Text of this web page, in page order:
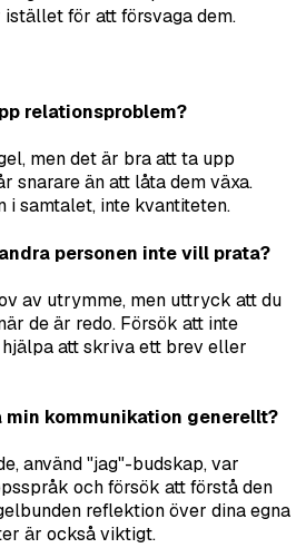
för att försvaga dem.
relationsproblem?
men det är bra att ta upp
snarare än att låta dem växa.
i samtalet, inte kvantiteten.
personen inte vill prata?
av utrymme, men uttryck att du
de är redo. Försök att inte
att skriva ett brev eller
min kommunikation generellt?
använd "jag"-budskap, var
och försök att förstå den
reflektion över dina egna
är också viktigt.